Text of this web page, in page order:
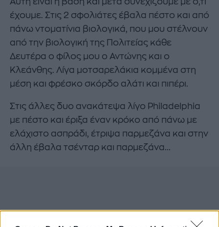
έχουμε. Στις 2 σφολιάτες έβαλα πέστο και από
πάνω ντοματίνια βιολογικά, που μου στέλνουν
από την βιολογική της Πολιτείας κάθε
Δευτέρα ο φίλος μου ο Αντώνης και ο
Κλεάνθης. Λίγα μοτσαρελάκια κομμένα στη
μέση και φρέσκο σκόρδο αλάτι και πιπέρι.
Στις άλλες δυο ανακάτεψα λίγο Philadelphia
με πέστο και έριξα έναν κρόκο από πάνω με
ελάχιστο ασπράδι, έτριψα παρμεζάνα και στην
άλλη έβαλα τσένταρ και παρμεζάνα...